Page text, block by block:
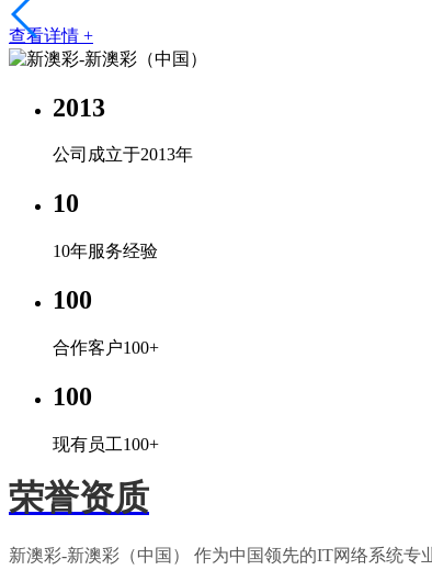
查看详情 +
2013
公司成立于2013年
10
10年服务经验
100
合作客户100+
100
现有员工100+
荣誉资质
新澳彩-新澳彩（中国） 作为中国领先的IT网络系统